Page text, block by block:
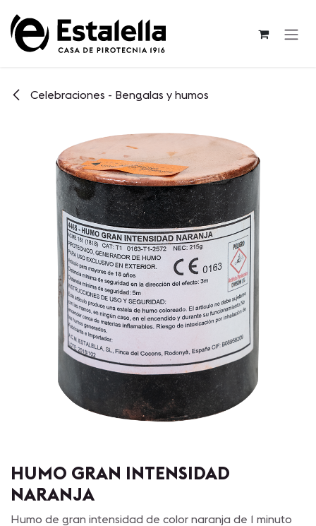
Celebraciones - Bengalas y humos
HUMO GRAN INTENSIDAD
NARANJA
Humo de gran intensidad de color naranja de 1 minuto